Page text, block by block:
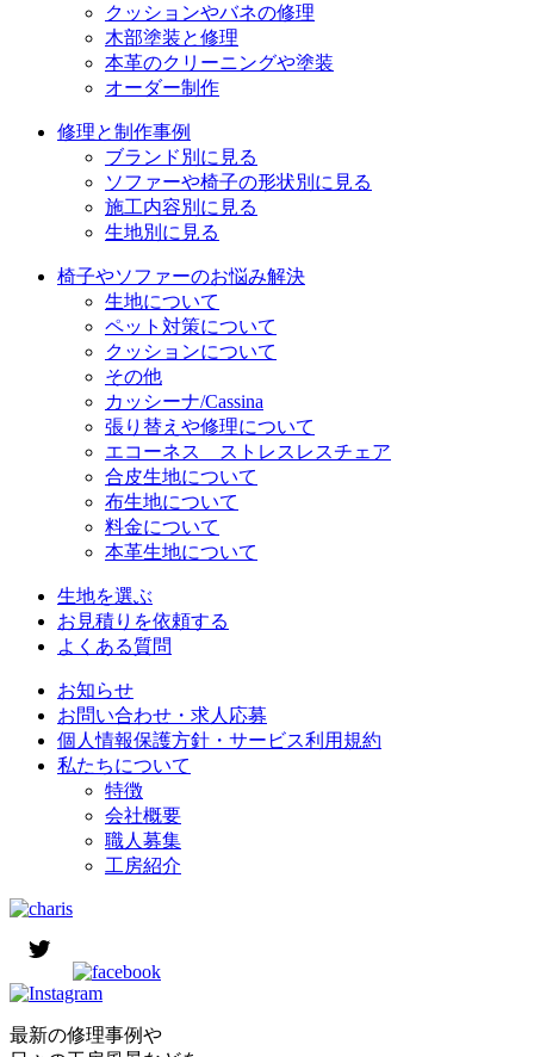
クッションやバネの修理
木部塗装と修理
本革のクリーニングや塗装
オーダー制作
修理と制作事例
ブランド別に見る
ソファーや椅子の形状別に見る
施工内容別に見る
生地別に見る
椅子やソファーのお悩み解決
生地について
ペット対策について
クッションについて
その他
カッシーナ/Cassina
張り替えや修理について
エコーネス ストレスレスチェア
合皮生地について
布生地について
料金について
本革生地について
生地を選ぶ
お見積りを依頼する
よくある質問
お知らせ
お問い合わせ・求人応募
個人情報保護方針・サービス利用規約
私たちについて
特徴
会社概要
職人募集
工房紹介
最新の修理事例や